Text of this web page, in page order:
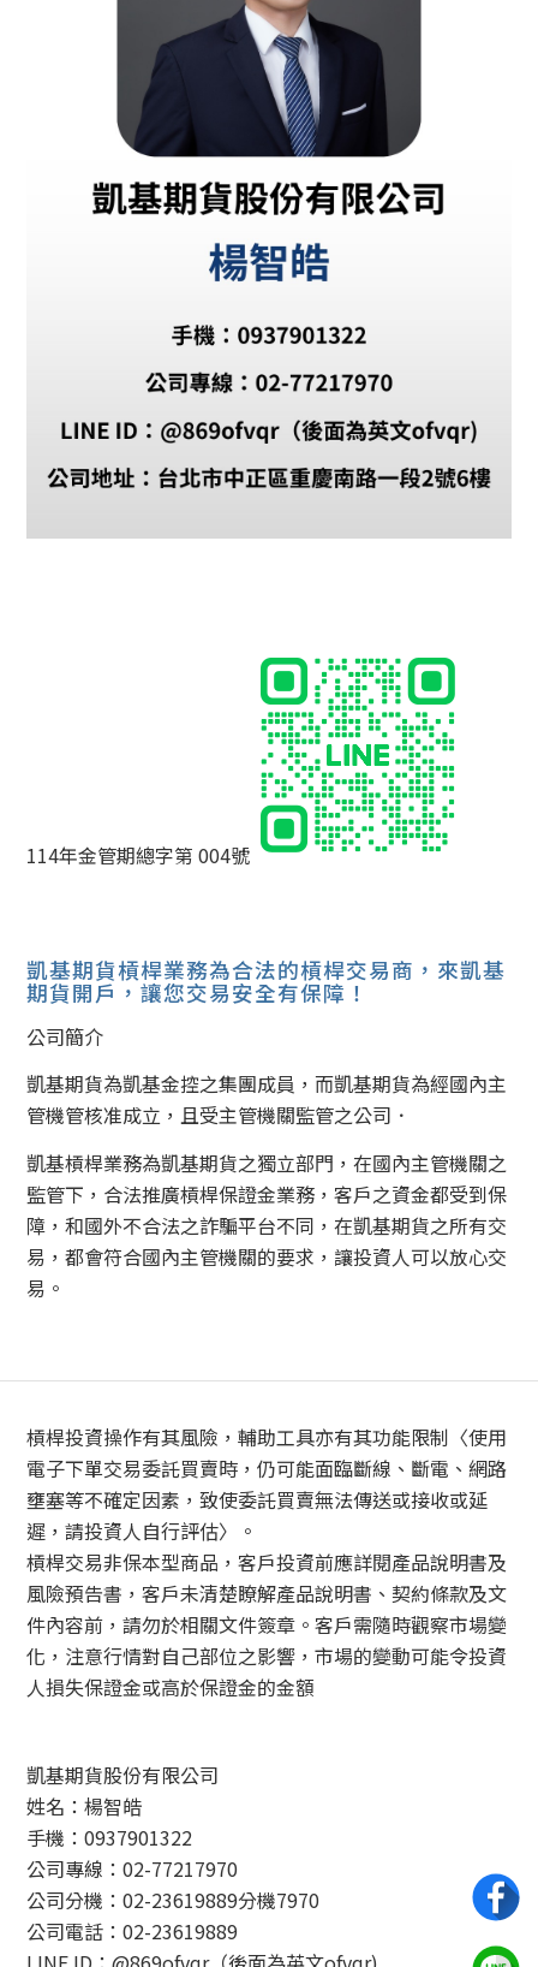
114年金管期總字第 004號
凱基期貨槓桿業務為合法的槓桿交易商，來凱基
期貨開戶，讓您交易安全有保障！
公司簡介
凱基期貨為凱基金控之集團成員，而凱基期貨為經國內主
管機管核准成立，且受主管機關監管之公司．
凱基槓桿業務為凱基期貨之獨立部門，在國內主管機關之
監管下，合法推廣槓桿保證金業務，客戶之資金都受到保
障，和國外不合法之詐騙平台不同，在凱基期貨之所有交
易，都會符合國內主管機關的要求，讓投資人可以放心交
易。
槓桿投資操作有其風險，輔助工具亦有其功能限制〈使用
電子下單交易委託買賣時，仍可能面臨斷線、斷電、網路
壅塞等不確定因素，致使委託買賣無法傳送或接收或延
遲，請投資人自行評估〉。
槓桿交易非保本型商品，客戶投資前應詳閱產品說明書及
風險預告書，客戶未清楚瞭解產品說明書、契約條款及文
件內容前，請勿於相關文件簽章。客戶需隨時觀察市場變
化，注意行情對自己部位之影響，市場的變動可能令投資
人損失保證金或高於保證金的金額
凱基期貨股份有限公司
姓名：楊智皓
手機：0937901322
公司專線：02-77217970
公司分機：02-23619889分機7970
公司電話：02-23619889